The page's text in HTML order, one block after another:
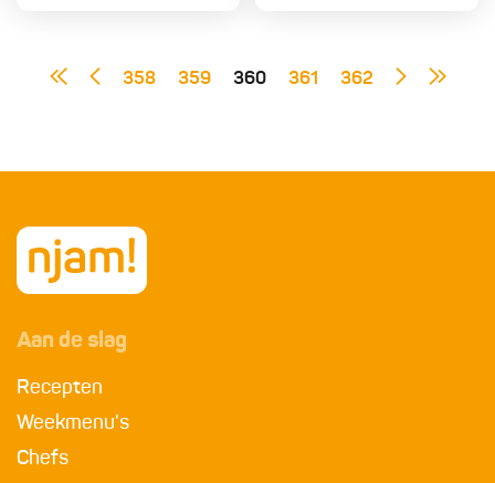
358 359 360 361 362
Aan de slag
Recepten
Weekmenu's
Chefs